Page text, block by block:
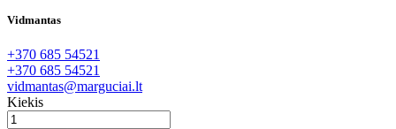
Vidmantas
+370 685 54521
+370 685 54521
vidmantas@marguciai.lt
Kiekis